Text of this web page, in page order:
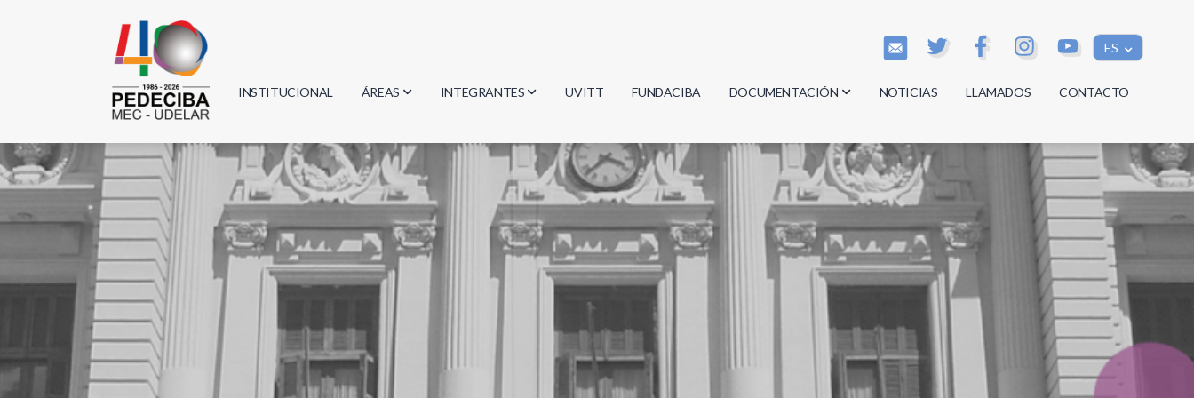
ES
INSTITUCIONAL ÁREAS
Biología
Física
Geociencias
Informática
Matemática
INTEGRANTES
Investigadores
Estudiantes
Egresados
UVITT FUNDACIBA DOCUMENTACIÓN
Actas
Reglamentos
Documentos
NOTICIAS LLAMADOS CONTACTO